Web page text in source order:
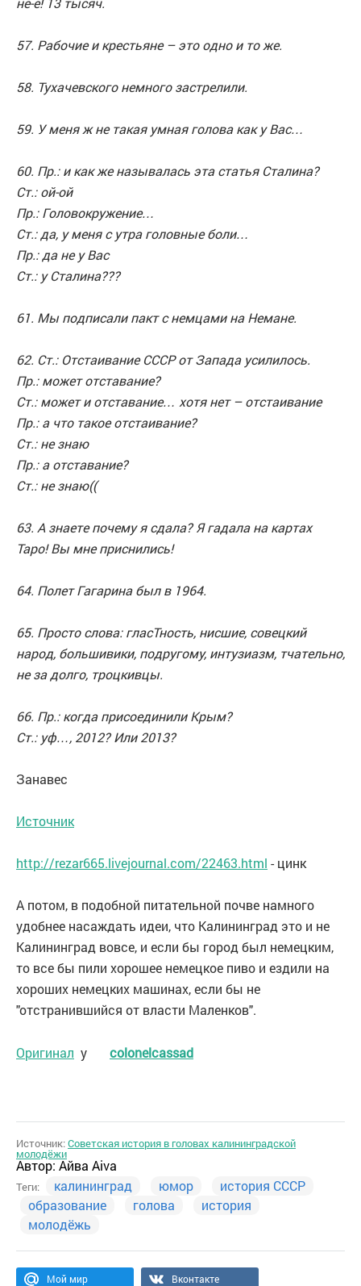
57. Рабочие и крестьяне – это одно и то же.
58. Тухачевского немного застрелили.
59. У меня ж не такая умная голова как у Вас…
60. Пр.: и как же называлась эта статья Сталина?
Ст.: ой-ой
Пр.: Головокружение…
Ст.: да, у меня с утра головные боли…
Пр.: да не у Вас
Ст.: у Сталина???
61. Мы подписали пакт с немцами на Немане.
62. Ст.: Отстаивание СССР от Запада усилилось.
Пр.: может отставание?
Ст.: может и отставание… хотя нет – отстаивание
Пр.: а что такое отстаивание?
Ст.: не знаю
Пр.: а отставание?
Ст.: не знаю((
63. А знаете почему я сдала? Я гадала на картах
Таро! Вы мне приснились!
64. Полет Гагарина был в 1964.
65. Просто слова: гласТность, нисшие, совецкий
народ, большивики, подругому, интузиазм, тчательно,
не за долго, троцкивцы.
66. Пр.: когда присоединили Крым?
Ст.: уф…, 2012? Или 2013?
Занавес
Источник
http://rezar665.livejournal.com/22463.html - цинк
А потом, в подобной питательной почве намного
удобнее насаждать идеи, что Калининград это и не
Калининград вовсе, и если бы город был немецким,
то все бы пили хорошее немецкое пиво и ездили на
хороших немецких машинах, если бы не
"отстранившийся от власти Маленков".
Оригинал у colonelcassad
Источник:Советская история в головах калининградской
молодёжи
Автор: Айва Aiva
Теги: калининград юмор
история СССР
образование
голова
история
молодёжь
Мой мир
Вконтакте